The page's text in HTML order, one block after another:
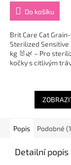
Do košíku
Brit Care Cat
Sterilized Sensitive
kg 🐰🌿 – Pro
kočky s citlivým
Popis Podobné
Detailní